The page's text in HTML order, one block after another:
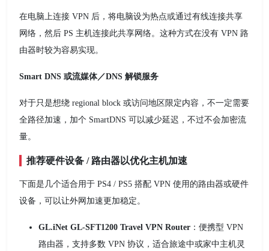
在电脑上连接 VPN 后，将电脑设为热点或通过有线连接共享
网络，然后 PS 主机连接此共享网络。这种方式在没有 VPN 路
由器时较为容易实现。
Smart DNS 或流媒体／DNS 解锁服务
对于只是想绕 regional block 或访问地区限定内容，不一定需要
全路径加速，加个 SmartDNS 可以减少延迟，不过不会加密流
量。
推荐硬件设备 / 路由器以优化主机加速
下面是几个适合用于 PS4 / PS5 搭配 VPN 使用的路由器或硬件
设备，可以让外网加速更加稳定。
GL.iNet GL‑SFT1200 Travel VPN Router ：便携型 VPN
路由器，支持多数 VPN 协议，适合旅途中或家中主机灵